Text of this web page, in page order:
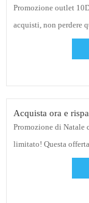
Promozione outlet
acquisti, non perdere
Acquista ora e
Promozione di Natale
limitato! Questa